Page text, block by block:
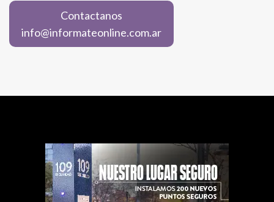
Contactanos
info@informateonline.com.ar